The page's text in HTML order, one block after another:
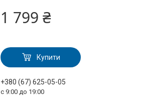
1 799 ₴
Купити
+380 (67) 625-05-05
с 9:00 до 19:00